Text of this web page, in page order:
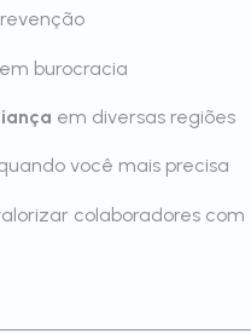
burocracia
em diversas regiões
você mais precisa
colaboradores com